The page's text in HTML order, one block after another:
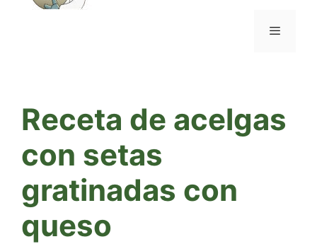
Receta de acelgas
con setas
gratinadas con
queso